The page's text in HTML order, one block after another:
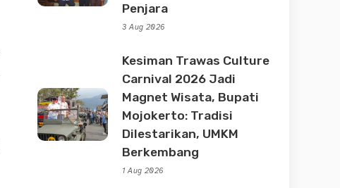
Penjara
3 Aug 2026
Kesiman Trawas Culture
Carnival 2026 Jadi
Magnet Wisata, Bupati
Mojokerto: Tradisi
Dilestarikan, UMKM
Berkembang
1 Aug 2026